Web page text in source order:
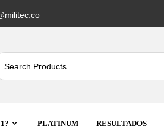
PLATINUM RESULTADOS